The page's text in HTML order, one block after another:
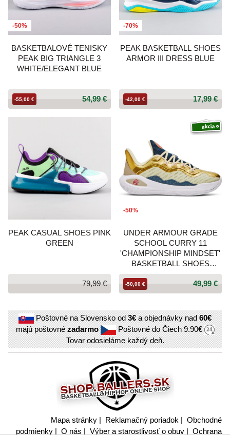
-50%
BASKETBALOVÉ TENISKY
PEAK BIG TRIANGLE 3
WHITE/ELEGANT BLUE
54,99 €
-55,00 €
-70%
PEAK BASKETBALL SHOES
ARMOR III DRESS BLUE
17,99 €
-42,00 €
PEAK CASUAL SHOES PINK
GREEN
79,99 €
-50%
UNDER ARMOUR GRADE
SCHOOL CURRY 11
'CHAMPIONSHIP MINDSET'
BASKETBALL SHOES
LEMON ICE/METALLIC
49,99 €
-50,00 €
Poštovné na Slovensko od3€a objednávky nad60€
majú poštovnézadarmo Poštovné do Čiech9.90€
Tovar odosieláme každý deň.
Mapa stránky | Reklamačný poriadok | Obchodné
podmienky | O nás | Výber a starostlivosť o obuv | Ochrana